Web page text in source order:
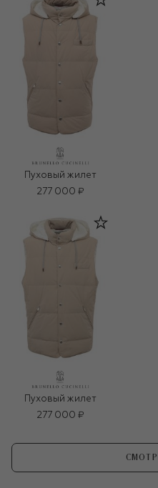
Пуховый жилет
277 000 ₽
Пуховый жилет
277 000 ₽